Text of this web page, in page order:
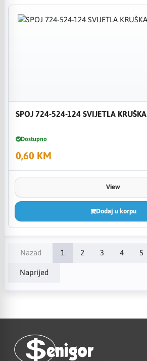
SPOJ 724-524-124 SVIJETLA KRUŠKA
Dostupno
0,60 KM
View
Dodaj u korpu
Nazad 1 2 3 4 5
Naprijed